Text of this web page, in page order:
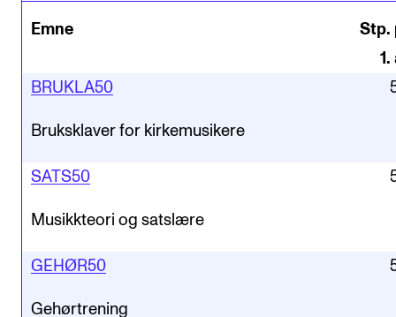
Emne
Stp.
1.
BRUKLA50
Bruksklaver for kirkemusikere
SATS50
Musikkteori og satslære
GEHØR50
Gehørtrening